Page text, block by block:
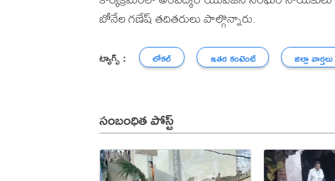
బోనేల గణేష్ తదితరులు పాల్గొన్నారు.
ట్యాగ్స్ : లోకల్ ఇతర కంటెంట్ జిల్లా వార్తలు
సంబంధిత పోస్ట్